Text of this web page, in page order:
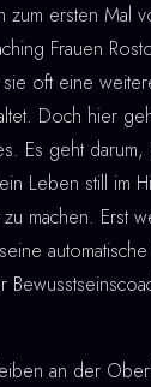
zum ersten Mal
Frauen
oft eine
Doch hier
Es geht darum,
Leben still im
machen. Erst
an der